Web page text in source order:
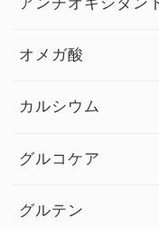
オメガ酸
カルシウム
グルコケア
グルテン